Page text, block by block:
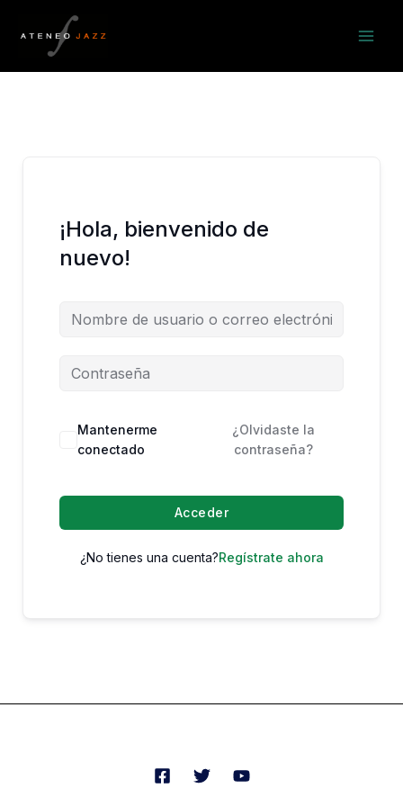
contenido
¡Hola, bienvenido de
nuevo!
Mantenerme
conectado
¿Olvidaste la
contraseña?
Acceder
¿No tienes una cuenta?Regístrate ahora